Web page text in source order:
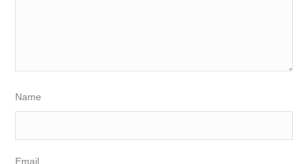
Name
Email